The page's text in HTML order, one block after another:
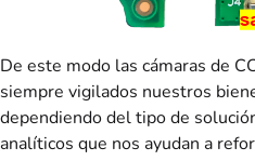
De este modo las cámaras de
siempre vigilados nuestros
dependiendo del tipo de
analíticos que nos ayudan a